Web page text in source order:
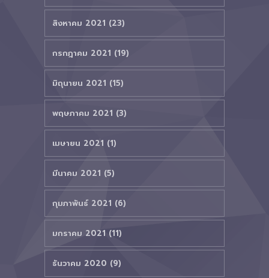
สิงหาคม 2021 (23)
กรกฎาคม 2021 (19)
มิถุนายน 2021 (15)
พฤษภาคม 2021 (3)
เมษายน 2021 (1)
มีนาคม 2021 (5)
กุมภาพันธ์ 2021 (6)
มกราคม 2021 (11)
ธันวาคม 2020 (9)